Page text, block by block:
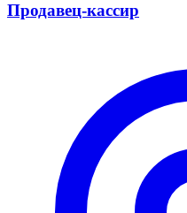
Продавец-кассир